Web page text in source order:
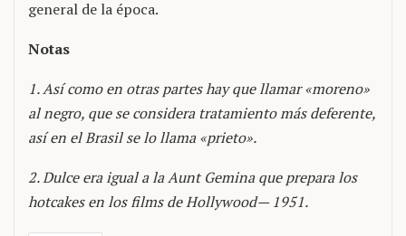
general de la época.
Notas
1. Así como en otras partes hay que llamar «moreno»
al negro, que se considera tratamiento más deferente,
así en el Brasil se lo llama «prieto».
2. Dulce era igual a la Aunt Gemina que prepara los
hotcakes en los films de Hollywood— 1951.